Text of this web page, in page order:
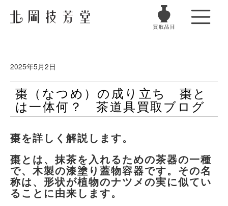
2025年5月2日
棗（なつめ）の成り立ち 棗と
は一体何？ 茶道具買取ブログ
棗を詳しく解説します。
棗とは、抹茶を入れるための茶器の一種
で、木製の漆塗り蓋物容器です。その名
称は、形状が植物のナツメの実に似てい
ることに由来します。